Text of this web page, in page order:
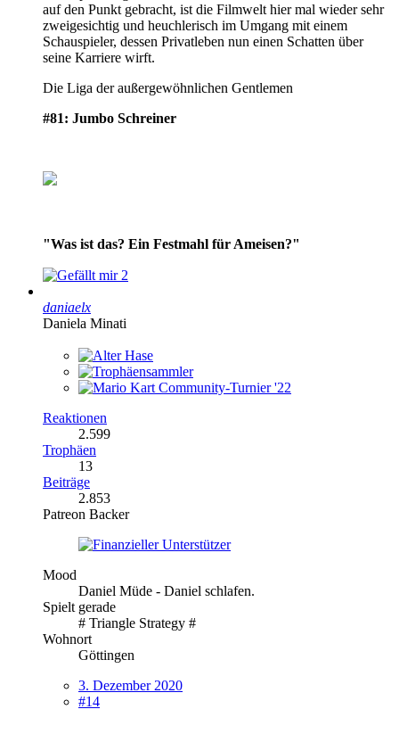
auf den Punkt gebracht, ist die Filmwelt hier mal wieder sehr
zweigesichtig und heuchlerisch im Umgang mit einem
Schauspieler, dessen Privatleben nun einen Schatten über
seine Karriere wirft.
Die Liga der außergewöhnlichen Gentlemen
#81: Jumbo Schreiner
"Was ist das? Ein Festmahl für Ameisen?"
2
daniaelx
Daniela Minati
Reaktionen
2.599
Trophäen
13
Beiträge
2.853
Patreon Backer
Mood
Daniel Müde - Daniel schlafen.
Spielt gerade
# Triangle Strategy #
Wohnort
Göttingen
3. Dezember 2020
#14